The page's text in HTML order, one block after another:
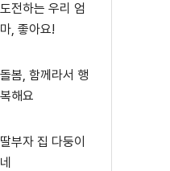
도전하는 우리 엄
마, 좋아요!
돌봄, 함께라서 행
복해요
딸부자 집 다둥이
네